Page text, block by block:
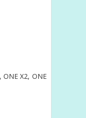
ONE X2, ONE